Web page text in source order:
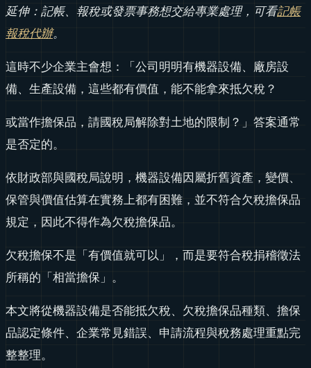
延伸：記帳、報稅或發票事務想交給專業處理，可看記帳
報稅代辦。
這時不少企業主會想：「公司明明有機器設備、廠房設
備、生產設備，這些都有價值，能不能拿來抵欠稅？
或當作擔保品，請國稅局解除對土地的限制？」答案通常
是否定的。
依財政部與國稅局說明，機器設備因屬折舊資產，變價、
保管與價值估算在實務上都有困難，並不符合欠稅擔保品
規定，因此不得作為欠稅擔保品。
欠稅擔保不是「有價值就可以」，而是要符合稅捐稽徵法
所稱的「相當擔保」。
本文將從機器設備是否能抵欠稅、欠稅擔保品種類、擔保
品認定條件、企業常見錯誤、申請流程與稅務處理重點完
整整理。